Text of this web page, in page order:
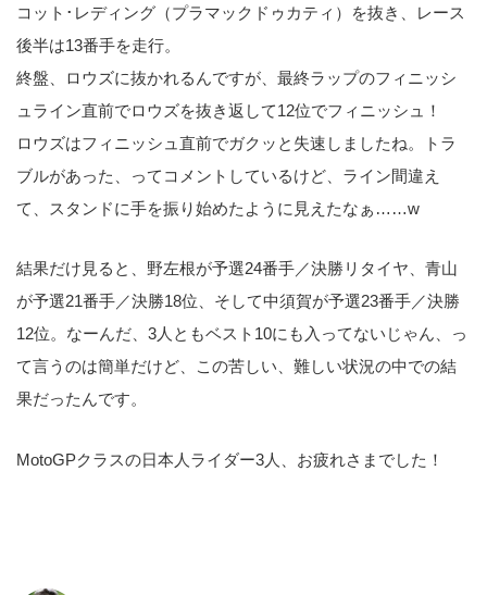
コット･レディング（プラマックドゥカティ）を抜き、レース
後半は13番手を走行。
終盤、ロウズに抜かれるんですが、最終ラップのフィニッシ
ュライン直前でロウズを抜き返して12位でフィニッシュ！
ロウズはフィニッシュ直前でガクッと失速しましたね。トラ
ブルがあった、ってコメントしているけど、ライン間違え
て、スタンドに手を振り始めたように見えたなぁ……w
結果だけ見ると、野左根が予選24番手／決勝リタイヤ、青山
が予選21番手／決勝18位、そして中須賀が予選23番手／決勝
12位。なーんだ、3人ともベスト10にも入ってないじゃん、っ
て言うのは簡単だけど、この苦しい、難しい状況の中での結
果だったんです。
MotoGPクラスの日本人ライダー3人、お疲れさまでした！